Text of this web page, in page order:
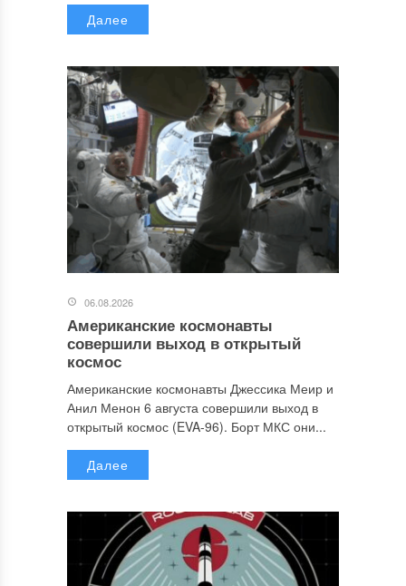
Далее
06.08.2026
Американские космонавты
совершили выход в открытый
космос
Американские космонавты Джессика Меир и
Анил Менон 6 августа совершили выход в
открытый космос (EVA-96). Борт МКС они...
Далее